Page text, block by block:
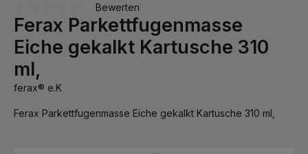
Durchschnittliche Bewertung von 0 von 5 Sternen
Bewerten
Ferax Parkettfugenmasse
Eiche gekalkt Kartusche 310
ml,
ferax® e.K
Ferax Parkettfugenmasse Eiche gekalkt Kartusche 310 ml,